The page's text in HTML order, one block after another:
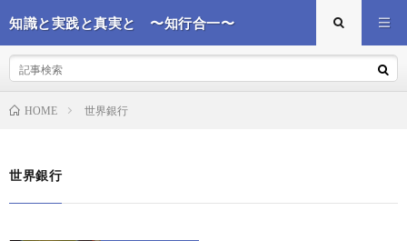
知識と実践と真実と 〜知行合一〜
HOME 世界銀行
世界銀行